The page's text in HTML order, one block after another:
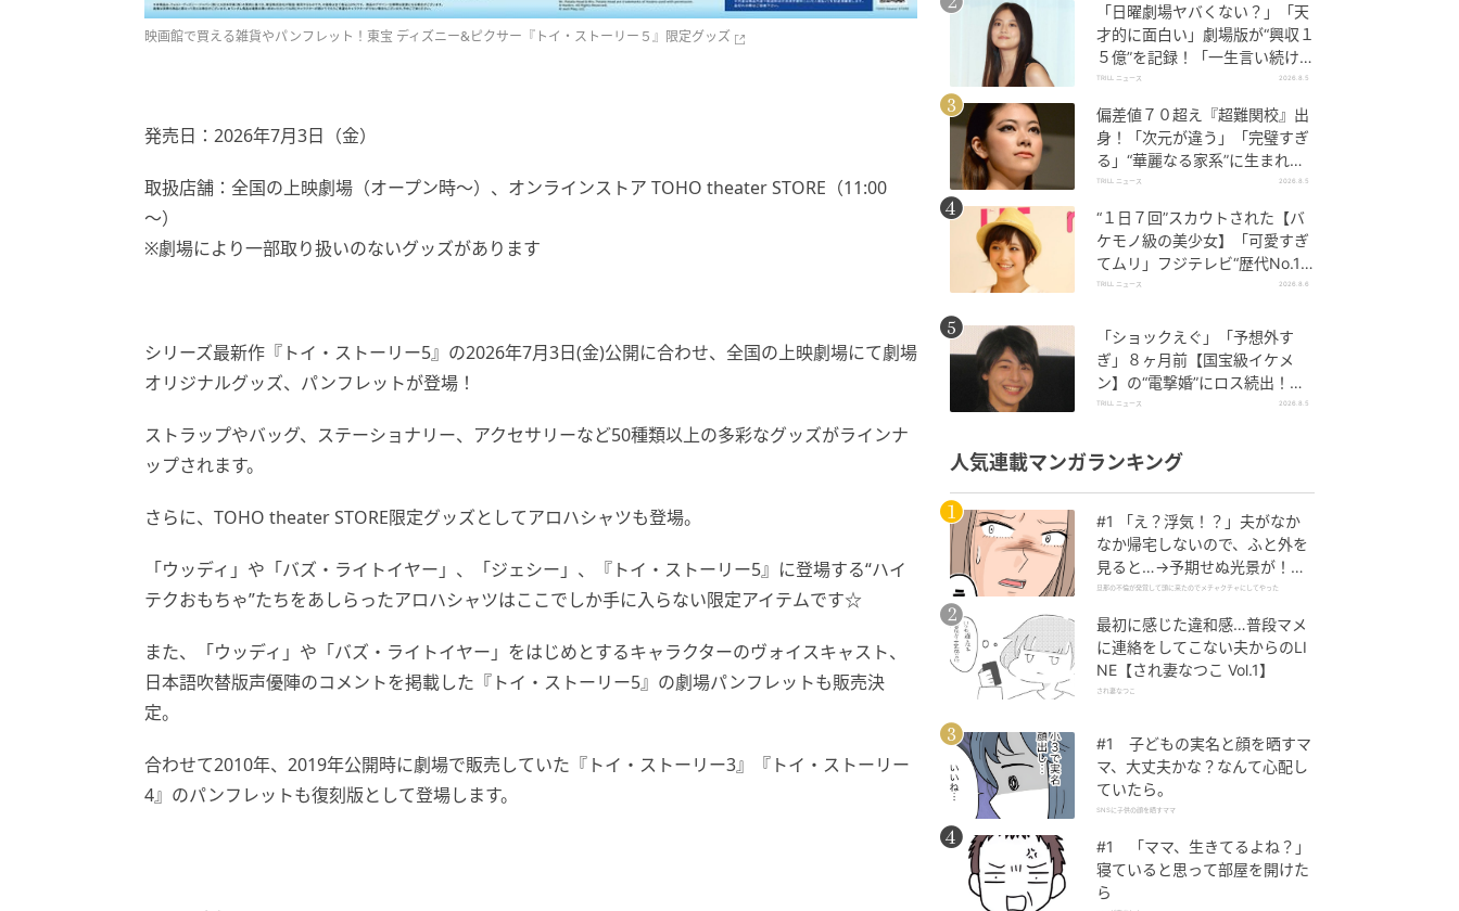
映画館で買える雑貨やパンフレット！東宝 ディズニー&ピクサー『トイ・ストーリー５』限定グッズ
発売日：2026年7月3日（金）
取扱店舗：全国の上映劇場（オープン時～）、オンラインストア TOHO theater STORE（11:00
～）
※劇場により一部取り扱いのないグッズがあります
シリーズ最新作『トイ・ストーリー5』の2026年7月3日(金)公開に合わせ、全国の上映劇場にて劇場
オリジナルグッズ、パンフレットが登場！
ストラップやバッグ、ステーショナリー、アクセサリーなど50種類以上の多彩なグッズがラインナ
ップされます。
さらに、TOHO theater STORE限定グッズとしてアロハシャツも登場。
「ウッディ」や「バズ・ライトイヤー」、「ジェシー」、『トイ・ストーリー5』に登場する“ハイ
テクおもちゃ”たちをあしらったアロハシャツはここでしか手に入らない限定アイテムです☆
また、「ウッディ」や「バズ・ライトイヤー」をはじめとするキャラクターのヴォイスキャスト、
日本語吹替版声優陣のコメントを掲載した『トイ・ストーリー5』の劇場パンフレットも販売決
定。
合わせて2010年、2019年公開時に劇場で販売していた『トイ・ストーリー3』『トイ・ストーリー
4』のパンフレットも復刻版として登場します。
「日曜劇場ヤバくない？」「天
才的に面白い」劇場版が“興収１
５億”を記録！「一生言い続け
る」放送後も続く“切望の声”
TRILL ニュース 2026.8.5
偏差値７０超え『超難関校』出
身！「次元が違う」「完璧すぎ
る」“華麗なる家系”に生まれた
【規格外の逸材】
TRILL ニュース 2026.8.5
“１日７回”スカウトされた【バ
ケモノ級の美少女】「可愛すぎ
てムリ」フジテレビ“歴代No.1
作”で輝いた『美人女優』
TRILL ニュース 2026.8.6
「ショックえぐ」「予想外す
ぎ」８ヶ月前【国宝級イケメ
ン】の“電撃婚”にロス続出！興
収“９５億超え”シリーズで輝い
TRILL ニュース 2026.8.5
人気連載マンガランキング
#1 「え？浮気！？」夫がなか
なか帰宅しないので、ふと外を
見ると…→予期せぬ光景が！｜
旦那の不倫が発覚して頭に来た
旦那の不倫が発覚して頭に来たのでメチャクチャにしてやった
最初に感じた違和感…普段マメ
に連絡をしてこない夫からのLI
NE【され妻なつこ Vol.1】
され妻なつこ
#1 子どもの実名と顔を晒すマ
マ、大丈夫かな？なんて心配し
ていたら。
SNSに子供の顔を晒すママ
#1 「ママ、生きてるよね？」
寝ていると思って部屋を開けた
ら